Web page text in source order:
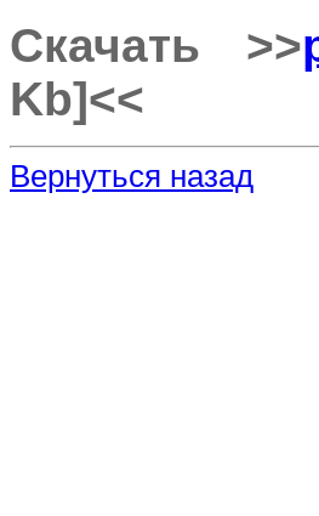
Скачать >>
Kb]<<
Вернуться назад